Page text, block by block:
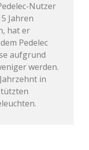
Nutzer
Jahren
hat er
Pedelec
aufgrund
werden.
in